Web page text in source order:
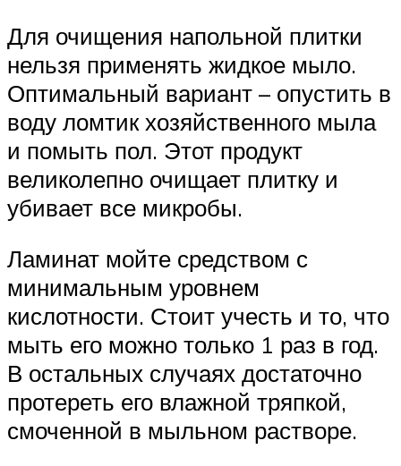
Для очищения напольной плитки
нельзя применять жидкое мыло.
Оптимальный вариант – опустить в
воду ломтик хозяйственного мыла
и помыть пол. Этот продукт
великолепно очищает плитку и
убивает все микробы.
Ламинат мойте средством с
минимальным уровнем
кислотности. Стоит учесть и то, что
мыть его можно только 1 раз в год.
В остальных случаях достаточно
протереть его влажной тряпкой,
смоченной в мыльном растворе.